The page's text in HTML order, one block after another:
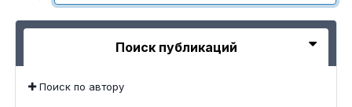
Поиск публикаций
Поиск по автору